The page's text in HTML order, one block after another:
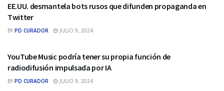
EE.UU. desmantela bots rusos que difunden propaganda en
Twitter
BY PD CURADOR JULIO 9, 2024
REDES SOCIALES
YouTube Music podría tener su propia función de
radiodifusión impulsada por IA
BY PD CURADOR JULIO 9, 2024
REDES SOCIALES